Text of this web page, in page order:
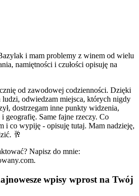
i mam problemy z winem od wielu
namiętności i czułości opisuję na
od zawodowej codzienności. Dzięki
ludzi, odwiedzam miejsca, których nigdy
dostrzegam inne punkty widzenia,
geografię. Same fajne rzeczy. Co
i co wypiję - opisuję tutaj. Mam nadzieję,
🥂
Napisz do mnie:
wpisy wprost na Twój